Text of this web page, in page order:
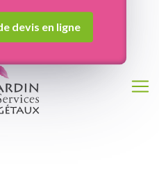
devis en ligne